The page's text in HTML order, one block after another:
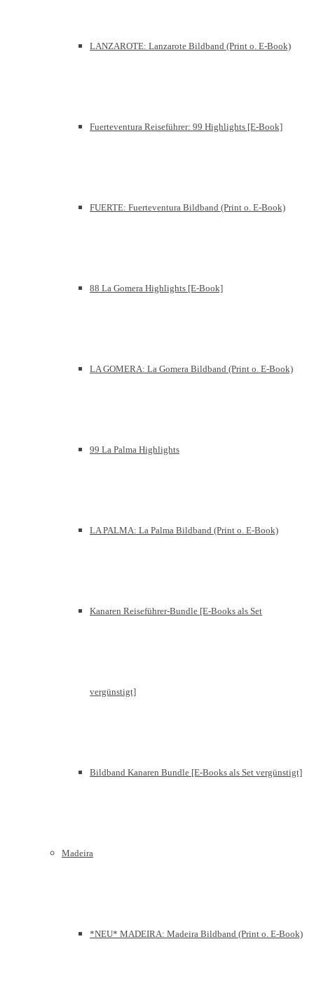
LANZAROTE: Lanzarote Bildband (Print o. E-Book)
Fuerteventura Reiseführer: 99 Highlights [E-Book]
FUERTE: Fuerteventura Bildband (Print o. E-Book)
88 La Gomera Highlights [E-Book]
LA GOMERA: La Gomera Bildband (Print o. E-Book)
99 La Palma Highlights
LA PALMA: La Palma Bildband (Print o. E-Book)
Kanaren Reiseführer-Bundle [E-Books als Set
vergünstigt]
Bildband Kanaren Bundle [E-Books als Set vergünstigt]
Madeira
*NEU* MADEIRA: Madeira Bildband (Print o. E-Book)